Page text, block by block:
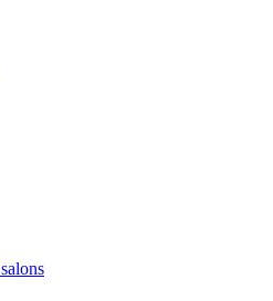
salons